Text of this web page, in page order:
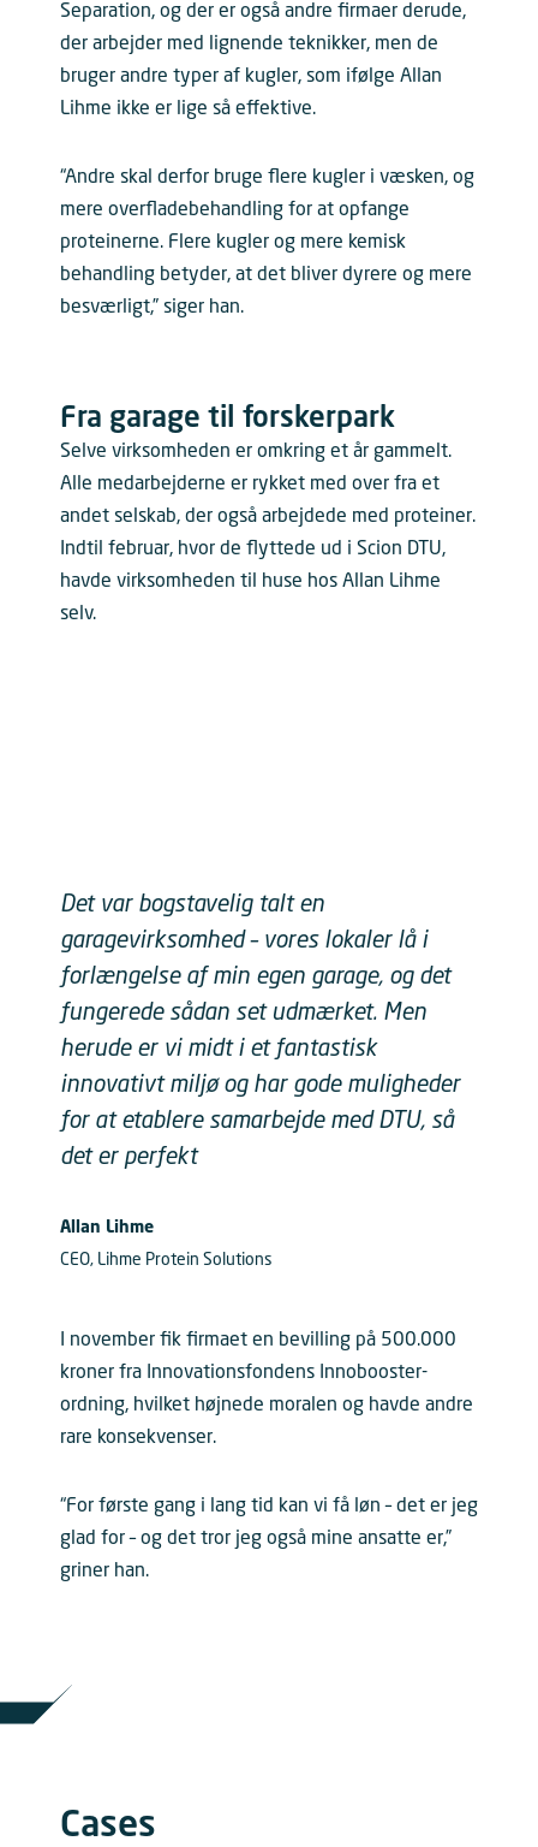
Separation, og der er også andre firmaer derude,
der arbejder med lignende teknikker, men de
bruger andre typer af kugler, som ifølge Allan
Lihme ikke er lige så effektive.
“Andre skal derfor bruge flere kugler i væsken, og
mere overfladebehandling for at opfange
proteinerne. Flere kugler og mere kemisk
behandling betyder, at det bliver dyrere og mere
besværligt,” siger han.
Fra garage til forskerpark
Selve virksomheden er omkring et år gammelt.
Alle medarbejderne er rykket med over fra et
andet selskab, der også arbejdede med proteiner.
Indtil februar, hvor de flyttede ud i Scion DTU,
havde virksomheden til huse hos Allan Lihme
selv.
Det var bogstavelig talt en
garagevirksomhed – vores lokaler lå i
forlængelse af min egen garage, og det
fungerede sådan set udmærket. Men
herude er vi midt i et fantastisk
innovativt miljø og har gode muligheder
for at etablere samarbejde med DTU, så
det er perfekt
Allan Lihme
CEO, Lihme Protein Solutions
I november fik firmaet en bevilling på 500.000
kroner fra Innovationsfondens Innobooster-
ordning, hvilket højnede moralen og havde andre
rare konsekvenser.
“For første gang i lang tid kan vi få løn – det er jeg
glad for – og det tror jeg også mine ansatte er,”
griner han.
Cases